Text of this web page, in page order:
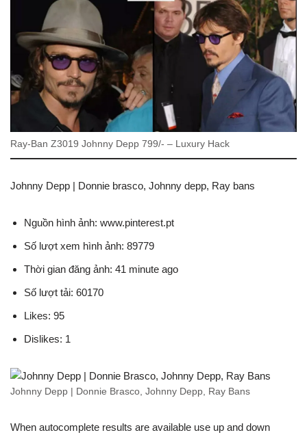
Ray-Ban Z3019 Johnny Depp 799/- – Luxury Hack
Johnny Depp | Donnie brasco, Johnny depp, Ray bans
Nguồn hình ảnh: www.pinterest.pt
Số lượt xem hình ảnh: 89779
Thời gian đăng ảnh: 41 minute ago
Số lượt tải: 60170
Likes: 95
Dislikes: 1
Johnny Depp | Donnie Brasco, Johnny Depp, Ray Bans
When autocomplete results are available use up and down